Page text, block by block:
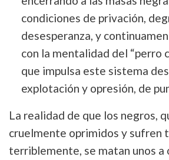
condiciones de privación,
desesperanza, y
con la mentalidad del “perro
que impulsa este sistema
explotación y opresión, de
La realidad de que los negros,
cruelmente oprimidos y sufren
terriblemente, se matan unos a